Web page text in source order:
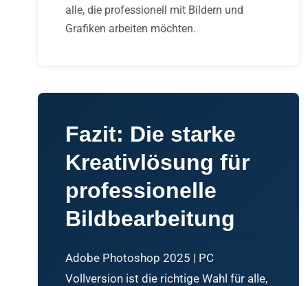
alle, die professionell mit Bildern und
Grafiken arbeiten möchten.
Fazit: Die starke
Kreativlösung für
professionelle
Bildbearbeitung
Adobe Photoshop 2025 | PC
Vollversion ist die richtige Wahl für alle,